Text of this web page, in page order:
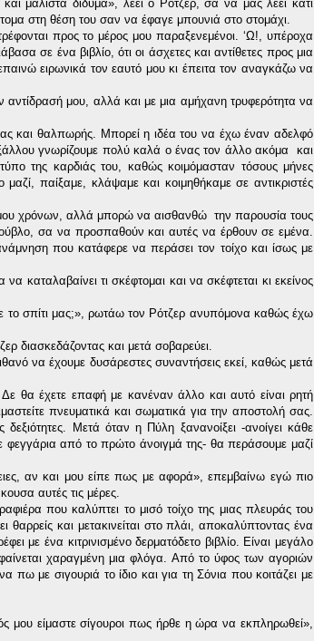
μάλιστα δίδυμα», λέει ο Ρότζερ, σα να μας λέει κάτι
στη θέση του σαν να έφαγε μπουνιά στο στομάχι.
προς το μέρος μου παραξενεμένοι. ‘Ω!, υπέροχα
σε ένα βιβλίο, ότι οι άσχετες και αντίθετες προς μια
ειρωνικά τον εαυτό μου κι έπειτα τον αναγκάζω να
αντίδρασή μου, αλλά και με μια αμήχανη τρυφερότητα να
και θαλπωρής. Μπορεί η ιδέα του να έχω έναν αδελφό
γνωρίζουμε πολύ καλά ο ένας τον άλλο ακόμα και
της καρδιάς του, καθώς κοιμόμασταν τόσους μήνες
παίξαμε, κλάψαμε και κοιμηθήκαμε σε αντικριστές
χρόνων, αλλά μπορώ να αισθανθώ την παρουσία τους
σα να προσπαθούν και αυτές να έρθουν σε εμένα.
που κατάφερε να περάσει τον τοίχο και ίσως με
τι σκέφτομαι και να σκέφτεται κι εκείνος
το σπίτι μας;», ρωτάω τον Ρότζερ ανυπόμονα καθώς έχω
διασκεδάζοντας και μετά σοβαρεύει.
να έχουμε δυσάρεστες συναντήσεις εκεί, καθώς μετά
θα έχετε επαφή με κανέναν άλλο και αυτό είναι ρητή
πνευματικά και σωματικά για την αποστολή σας.
Μετά όταν η Πύλη ξανανοίξει -ανοίγει κάθε
φεγγάρια από το πρώτο άνοιγμά της- θα περάσουμε μαζί
αν και μου είπε πως με αφορά», επεμβαίνω εγώ πιο
αυτές τις μέρες.
που καλύπτει το μισό τοίχο της μιας πλευράς του
και μετακινείται στο πλάι, αποκαλύπτοντας ένα
με ένα κιτρινισμένο δερματόδετο βιβλίο. Είναι μεγάλο
χαραγμένη μια φλόγα. Από το ύφος των αγοριών
με σιγουριά το ίδιο και για τη Σόνια που κοιτάζει με
μου είμαστε σίγουροι πως ήρθε η ώρα να εκπληρωθεί»,